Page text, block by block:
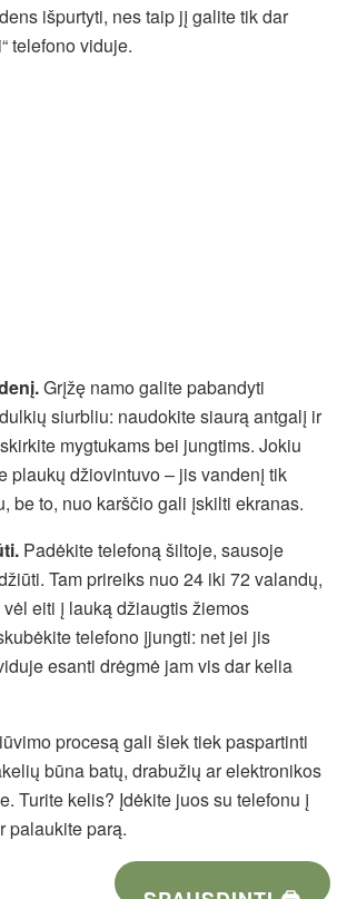
išpurtyti, nes taip jį galite tik dar
telefono viduje.
Grįžę namo galite pabandyti
siurbliu: naudokite siaurą antgalį ir
mygtukams bei jungtims. Jokiu
plaukų džiovintuvo – jis vandenį tik
be to, nuo karščio gali įskilti ekranas.
Padėkite telefoną šiltoje, sausoje
Tam prireiks nuo 24 iki 72 valandų,
eiti į lauką džiaugtis žiemos
telefono įjungti: net jei jis
esanti drėgmė jam vis dar kelia
procesą gali šiek tiek paspartinti
būna batų, drabužių ar elektronikos
Turite kelis? Įdėkite juos su telefonu į
palaukite parą.